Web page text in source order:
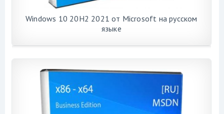
Windows 10 20H2 2021 от Microsoft на русском
языке